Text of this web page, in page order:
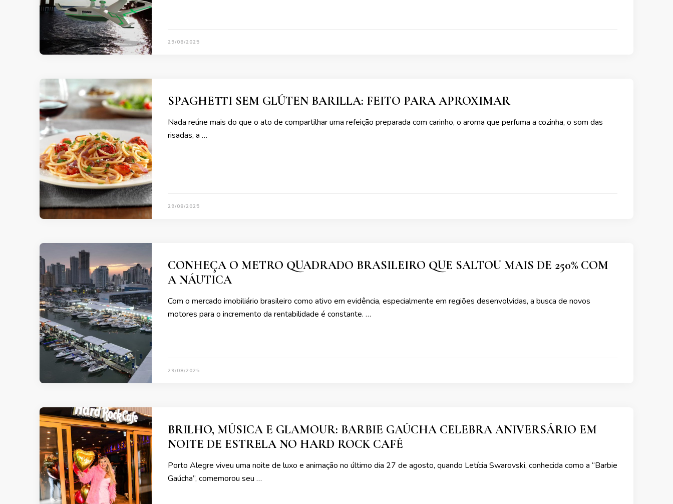
29/08/2025
SPAGHETTI SEM GLÚTEN BARILLA: FEITO PARA APROXIMAR
Nada reúne mais do que o ato de compartilhar uma refeição preparada com carinho, o aroma que perfuma a cozinha, o som das
risadas, a …
29/08/2025
CONHEÇA O METRO QUADRADO BRASILEIRO QUE SALTOU MAIS DE 250% COM
A NÁUTICA
Com o mercado imobiliário brasileiro como ativo em evidência, especialmente em regiões desenvolvidas, a busca de novos
motores para o incremento da rentabilidade é constante. …
29/08/2025
BRILHO, MÚSICA E GLAMOUR: BARBIE GAÚCHA CELEBRA ANIVERSÁRIO EM
NOITE DE ESTRELA NO HARD ROCK CAFÉ
Porto Alegre viveu uma noite de luxo e animação no último dia 27 de agosto, quando Letícia Swarovski, conhecida como a “Barbie
Gaúcha”, comemorou seu …